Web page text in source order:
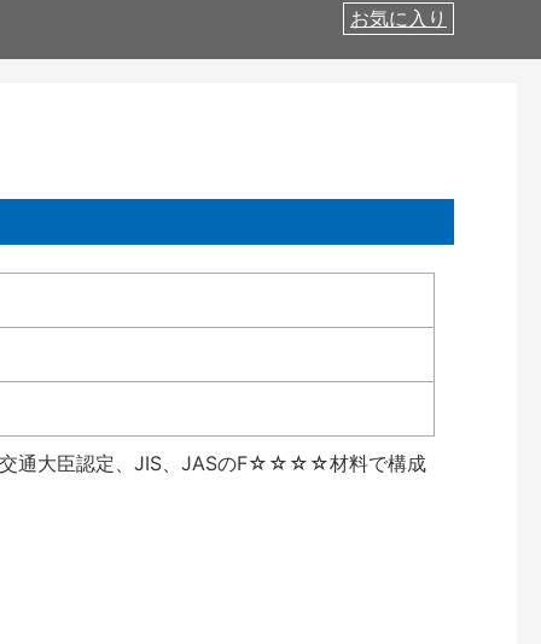
お気に入り
交通大臣認定、JIS、JASのF☆☆☆☆材料で構成